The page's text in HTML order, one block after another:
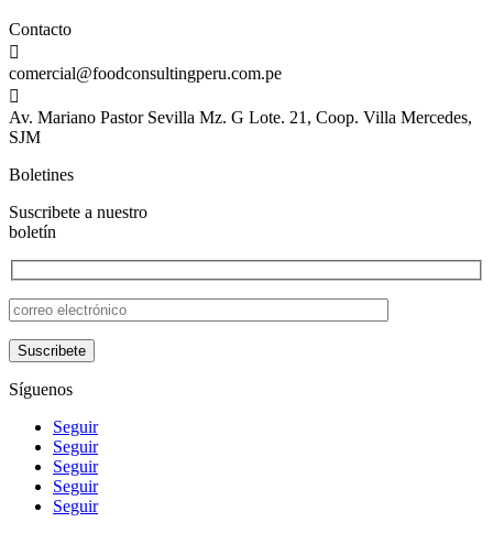
Contacto

comercial@foodconsultingperu.com.pe

Av. Mariano Pastor Sevilla Mz. G Lote. 21, Coop. Villa Mercedes,
SJM
Boletines
Suscribete a nuestro
boletín
Síguenos
Seguir
Seguir
Seguir
Seguir
Seguir